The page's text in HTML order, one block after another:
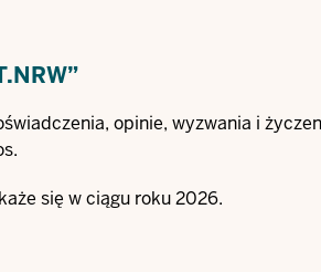
opinie, wyzwania i
się w ciągu roku 2026.